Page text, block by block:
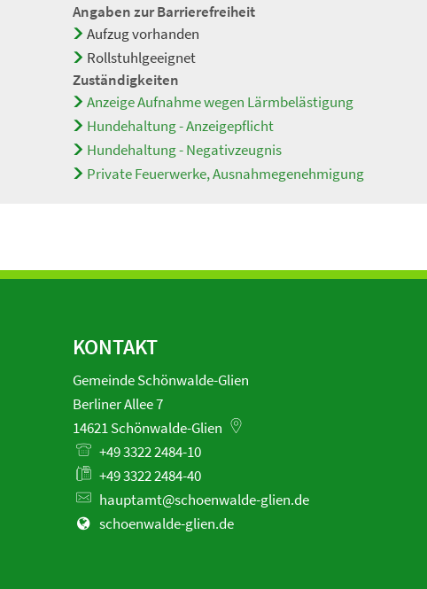
Angaben zur Barrierefreiheit
Aufzug vorhanden
Rollstuhlgeeignet
Zuständigkeiten
Anzeige Aufnahme wegen Lärmbelästigung
Hundehaltung - Anzeigepflicht
Hundehaltung - Negativzeugnis
Private Feuerwerke, Ausnahmegenehmigung
KONTAKT
Gemeinde Schönwalde-Glien
Berliner Allee 7
14621Schönwalde-Glien
+49 3322 2484-10
+49 3322 2484-40
hauptamt@schoenwalde-glien.de
schoenwalde-glien.de